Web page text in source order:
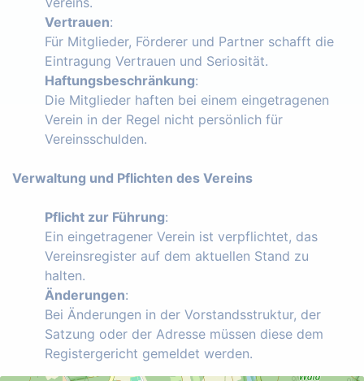
Vertrauen:
Für Mitglieder, Förderer und Partner schafft die
Eintragung Vertrauen und Seriosität.
Haftungsbeschränkung:
Die Mitglieder haften bei einem eingetragenen
Verein in der Regel nicht persönlich für
Vereinsschulden.
Verwaltung und Pflichten des Vereins
Pflicht zur Führung:
Ein eingetragener Verein ist verpflichtet, das
Vereinsregister auf dem aktuellen Stand zu
halten.
Änderungen:
Bei Änderungen in der Vorstandsstruktur, der
Satzung oder der Adresse müssen diese dem
Registergericht gemeldet werden.